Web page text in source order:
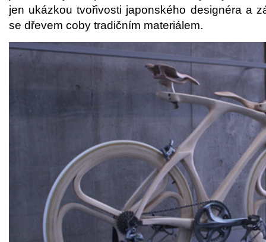
jen ukázkou tvořivosti japonského designéra a
se dřevem coby tradičním materiálem.